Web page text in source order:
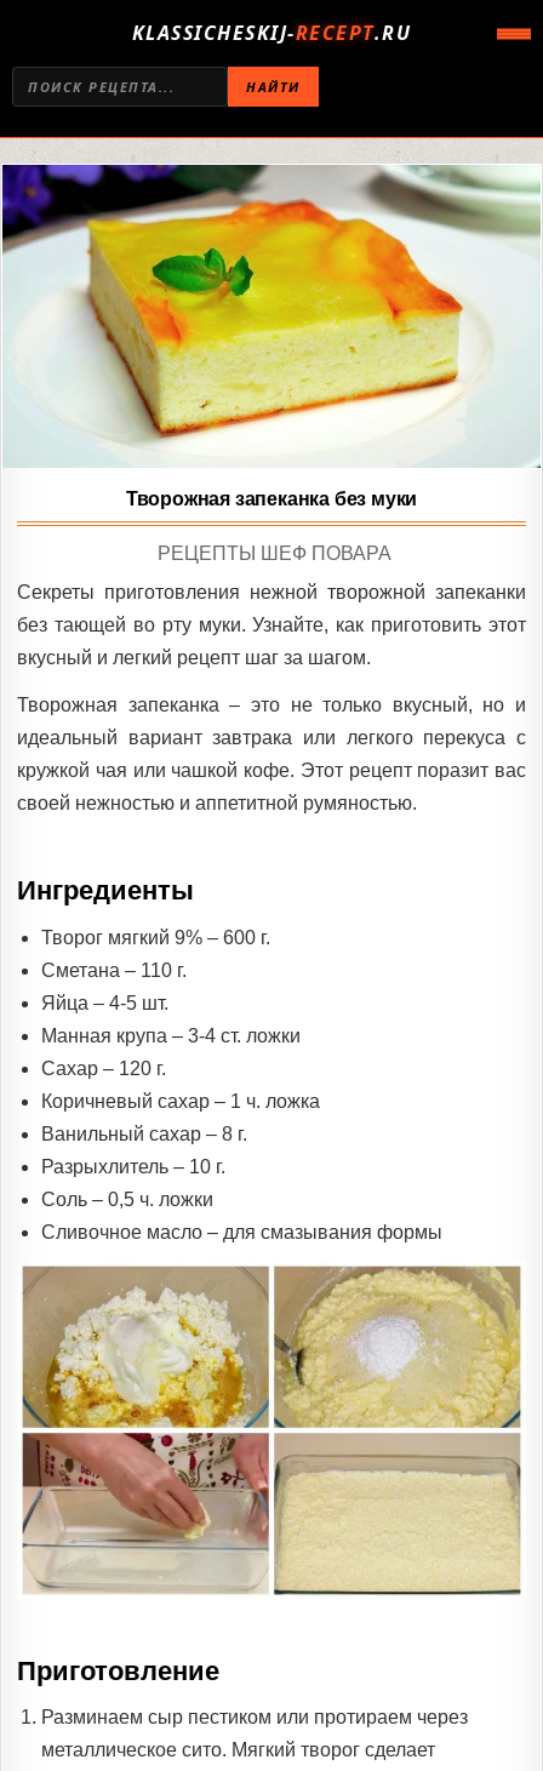
KLASSICHESKIJ-RECEPT.RU
НАЙТИ
Творожная запеканка без муки
POSTED
РЕЦЕПТЫ ШЕФ ПОВАРА
Секреты приготовления нежной творожной запеканки
без тающей во рту муки. Узнайте, как приготовить этот
вкусный и легкий рецепт шаг за шагом.
Творожная запеканка – это не только вкусный, но и
идеальный вариант завтрака или легкого перекуса с
кружкой чая или чашкой кофе. Этот рецепт поразит вас
своей нежностью и аппетитной румяностью.
Ингредиенты
Творог мягкий 9% – 600 г.
Сметана – 110 г.
Яйца – 4-5 шт.
Манная крупа – 3-4 ст. ложки
Сахар – 120 г.
Коричневый сахар – 1 ч. ложка
Ванильный сахар – 8 г.
Разрыхлитель – 10 г.
Соль – 0,5 ч. ложки
Сливочное масло – для смазывания формы
Приготовление
Разминаем сыр пестиком или протираем через
металлическое сито. Мягкий творог сделает